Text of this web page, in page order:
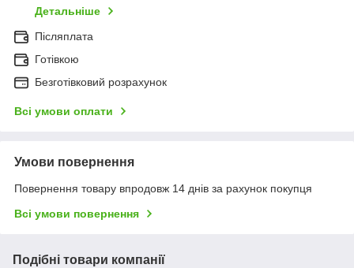
Детальніше
Післяплата
Готівкою
Безготівковий розрахунок
Всі умови оплати
Умови повернення
Повернення товару впродовж 14 днів за рахунок покупця
Всі умови повернення
Подібні товари компанії